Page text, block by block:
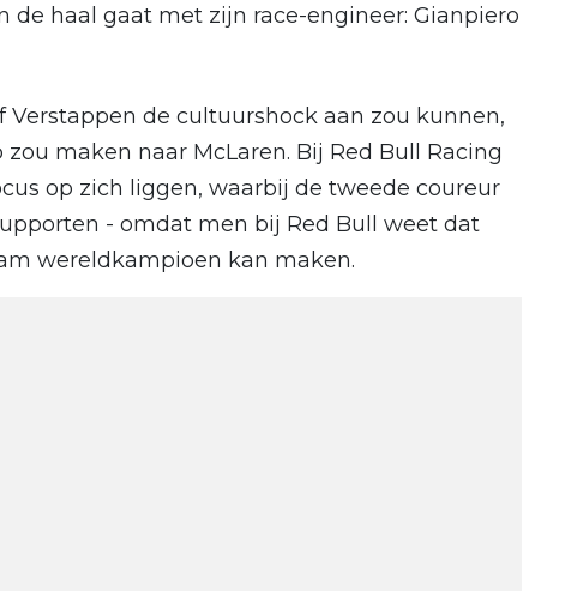
de haal gaat met zijn race-engineer: Gianpiero
Verstappen de cultuurshock aan zou kunnen,
maken naar McLaren. Bij Red Bull Racing
op zich liggen, waarbij de tweede coureur
- omdat men bij Red Bull weet dat
wereldkampioen kan maken.